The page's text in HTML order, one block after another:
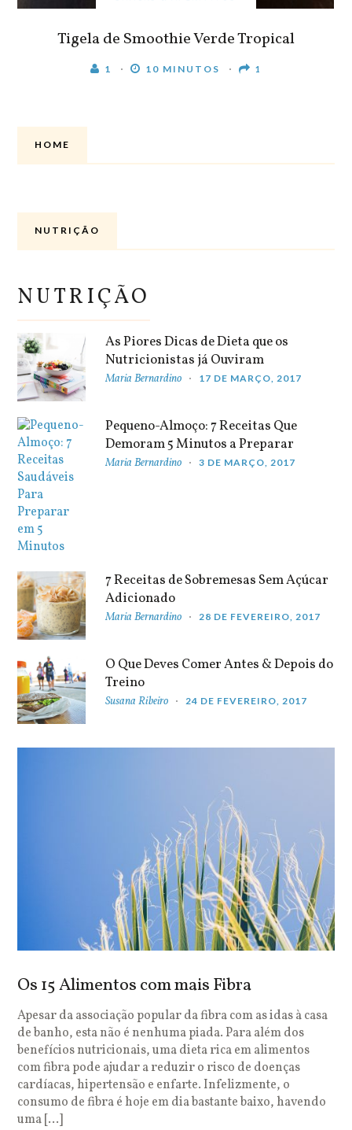
Tigela de Smoothie Verde Tropical
1 10 MINUTOS 1
HOME
NUTRIÇÃO
NUTRIÇÃO
As Piores Dicas de Dieta que os
Nutricionistas já Ouviram
Maria Bernardino 17 DE MARÇO, 2017
Pequeno-Almoço: 7 Receitas Que
Demoram 5 Minutos a Preparar
Maria Bernardino 3 DE MARÇO, 2017
7 Receitas de Sobremesas Sem Açúcar
Adicionado
Maria Bernardino 28 DE FEVEREIRO, 2017
O Que Deves Comer Antes & Depois do
Treino
Susana Ribeiro 24 DE FEVEREIRO, 2017
Os 15 Alimentos com mais Fibra
Apesar da associação popular da fibra com as idas à casa
de banho, esta não é nenhuma piada. Para além dos
benefícios nutricionais, uma dieta rica em alimentos
com fibra pode ajudar a reduzir o risco de doenças
cardíacas, hipertensão e enfarte. Infelizmente, o
consumo de fibra é hoje em dia bastante baixo, havendo
uma […]